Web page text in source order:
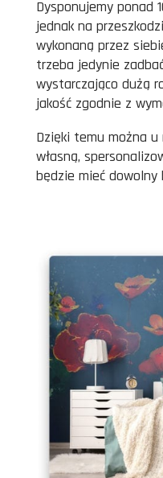
Dysponujemy ponad
jednak na
wykonaną przez
trzeba jedynie
wystarczająco dużą
jakość zgodnie z
Dzięki temu można
własną,
będzie mieć dowolny